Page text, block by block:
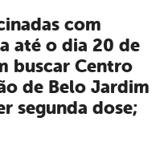
com
até o dia 20 de
buscar Centro
de Belo Jardim
segunda dose;